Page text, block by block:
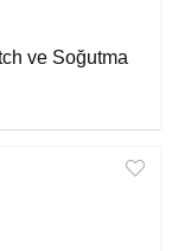
ve Soğutma